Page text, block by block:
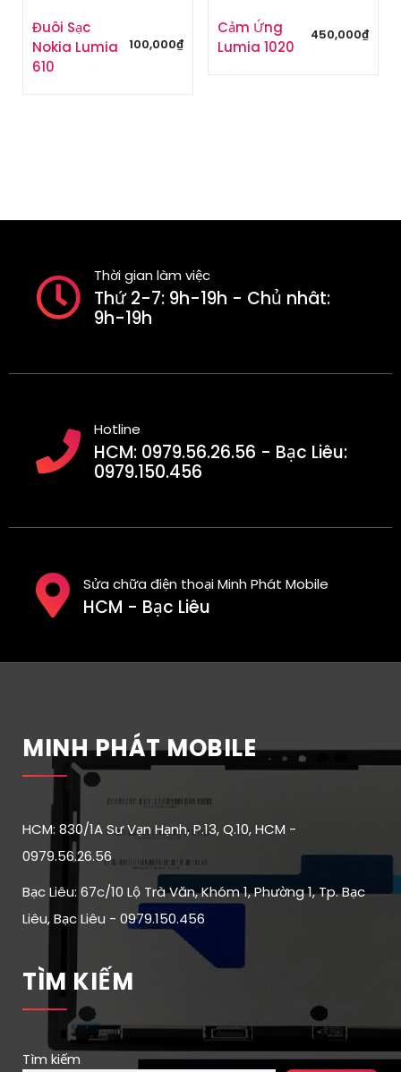
Đuôi Sạc
Nokia Lumia
610
100,000₫
Cảm Ứng
Lumia 1020
450,000₫
Thời gian làm việc
Thứ 2-7: 9h-19h - Chủ nhât:
9h-19h
Hotline
HCM: 0979.56.26.56 - Bạc Liêu:
0979.150.456
Sửa chữa điện thoại Minh Phát Mobile
HCM - Bạc Liêu
MINH PHÁT MOBILE
HCM: 830/1A Sư Vạn Hạnh, P.13, Q.10, HCM -
0979.56.26.56
Bạc Liêu: 67c/10 Lộ Trà Văn, Khóm 1, Phường 1, Tp. Bạc
Liêu, Bạc Liêu - 0979.150.456
TÌM KIẾM
Tìm kiếm